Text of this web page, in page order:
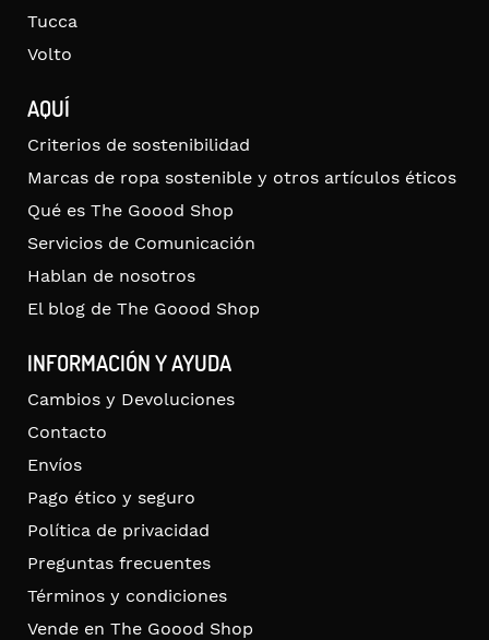
Tucca
Volto
AQUÍ
Criterios de sostenibilidad
Marcas de ropa sostenible y otros artículos éticos
Qué es The Goood Shop
Servicios de Comunicación
Hablan de nosotros
El blog de The Goood Shop
INFORMACIÓN Y AYUDA
Cambios y Devoluciones
Contacto
Envíos
Pago ético y seguro
Política de privacidad
Preguntas frecuentes
Términos y condiciones
Vende en The Goood Shop